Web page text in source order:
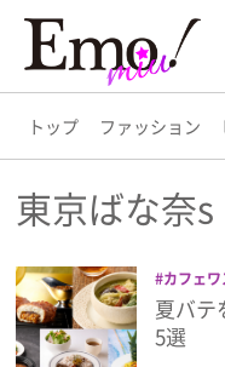
トップ ファッション
トップ
ファッション
ビューティー
東京ばな奈s
カフェ
ホスト
夏バテ
5選